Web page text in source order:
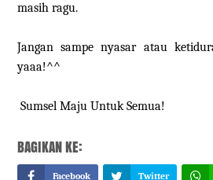
masih ragu.
Jangan sampe nyasar atau
yaaa!^^
Sumsel Maju Untuk Semua!
BAGIKAN KE:
Facebook Twitter